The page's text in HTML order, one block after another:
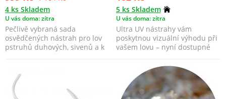
4 ks Skladem
U vás doma: zítra
Pečlivě vybraná sada
osvědčených nástrah pro lov
pstruhů duhových, sivenů a k
5 ks Skladem
U vás doma: zítra
Ultra UV nástrahy vám
poskytnou vizuální výhodu při
vašem lovu – nyní dostupné